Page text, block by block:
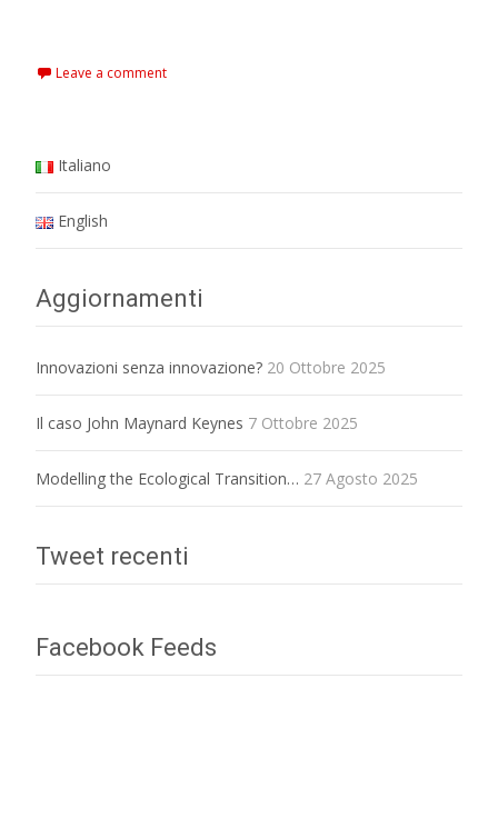
Leave a comment
Italiano
English
Aggiornamenti
Innovazioni senza innovazione? 20 Ottobre 2025
Il caso John Maynard Keynes 7 Ottobre 2025
Modelling the Ecological Transition… 27 Agosto 2025
Tweet recenti
Facebook Feeds